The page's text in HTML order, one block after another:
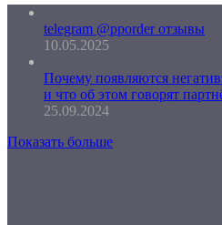
telegram @pporder отзывы
10.05.2025
Почему появляются
и что об этом говорят
25.09.2024
Показать больше